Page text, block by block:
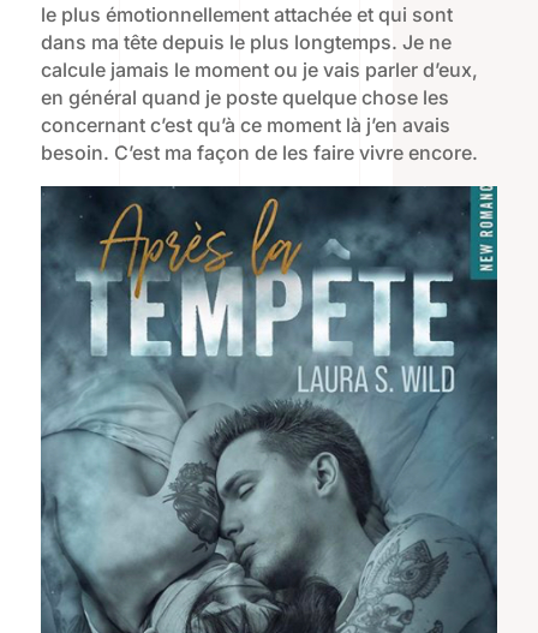
le plus émotionnellement attachée et qui sont
dans ma tête depuis le plus longtemps. Je ne
calcule jamais le moment ou je vais parler d’eux,
en général quand je poste quelque chose les
concernant c’est qu’à ce moment là j’en avais
besoin. C’est ma façon de les faire vivre encore.